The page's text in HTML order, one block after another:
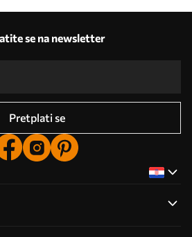
se na newsletter
Pretplati se